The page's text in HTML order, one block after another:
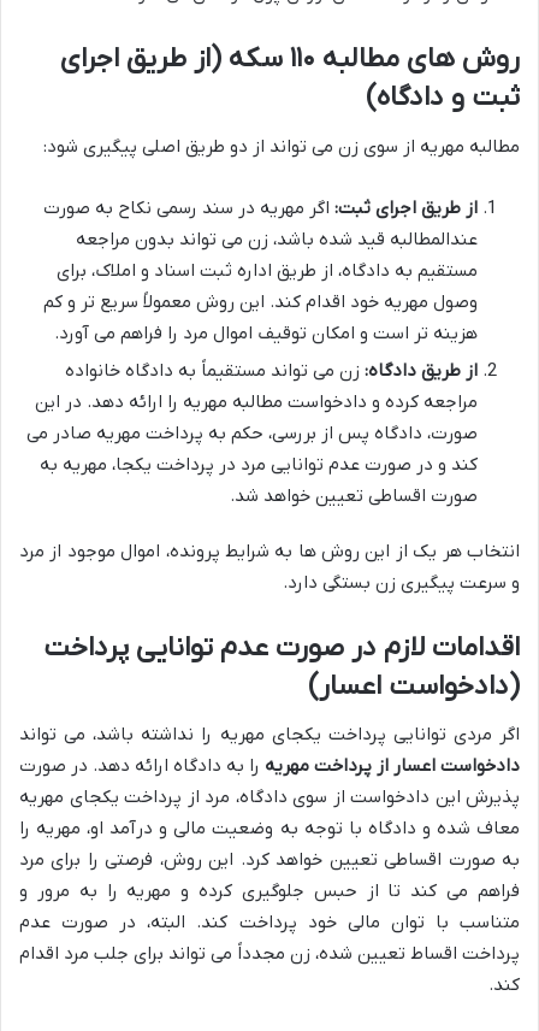
روش های مطالبه ۱۱۰ سکه (از طریق اجرای
ثبت و دادگاه)
مطالبه مهریه از سوی زن می تواند از دو طریق اصلی پیگیری شود:
از طریق اجرای ثبت: اگر مهریه در سند رسمی نکاح به صورت
عندالمطالبه قید شده باشد، زن می تواند بدون مراجعه
مستقیم به دادگاه، از طریق اداره ثبت اسناد و املاک، برای
وصول مهریه خود اقدام کند. این روش معمولاً سریع تر و کم
هزینه تر است و امکان توقیف اموال مرد را فراهم می آورد.
از طریق دادگاه: زن می تواند مستقیماً به دادگاه خانواده
مراجعه کرده و دادخواست مطالبه مهریه را ارائه دهد. در این
صورت، دادگاه پس از بررسی، حکم به پرداخت مهریه صادر می
کند و در صورت عدم توانایی مرد در پرداخت یکجا، مهریه به
صورت اقساطی تعیین خواهد شد.
انتخاب هر یک از این روش ها به شرایط پرونده، اموال موجود از مرد
و سرعت پیگیری زن بستگی دارد.
اقدامات لازم در صورت عدم توانایی پرداخت
(دادخواست اعسار)
اگر مردی توانایی پرداخت یکجای مهریه را نداشته باشد، می تواند
دادخواست اعسار از پرداخت مهریه را به دادگاه ارائه دهد. در صورت
پذیرش این دادخواست از سوی دادگاه، مرد از پرداخت یکجای مهریه
معاف شده و دادگاه با توجه به وضعیت مالی و درآمد او، مهریه را
به صورت اقساطی تعیین خواهد کرد. این روش، فرصتی را برای مرد
فراهم می کند تا از حبس جلوگیری کرده و مهریه را به مرور و
متناسب با توان مالی خود پرداخت کند. البته، در صورت عدم
پرداخت اقساط تعیین شده، زن مجدداً می تواند برای جلب مرد اقدام
کند.